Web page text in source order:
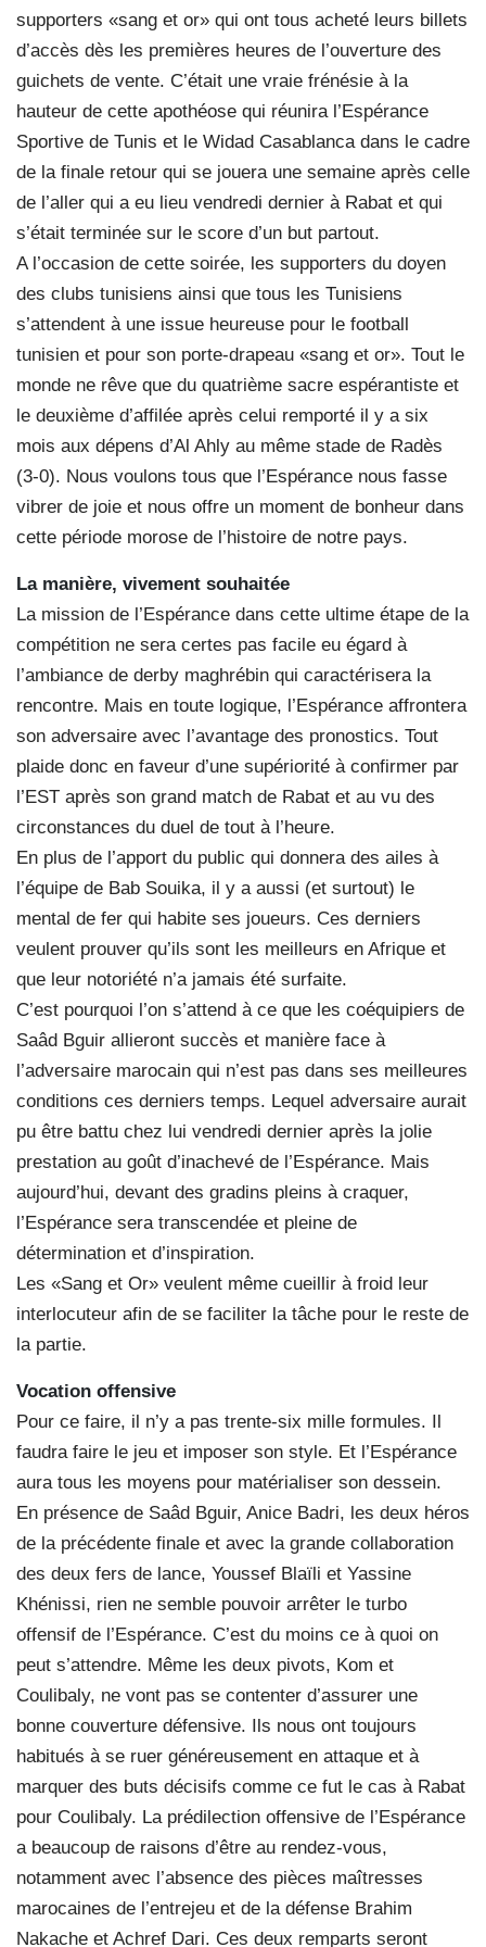
supporters «sang et or» qui ont tous acheté leurs billets
d’accès dès les premières heures de l’ouverture des
guichets de vente. C’était une vraie frénésie à la
hauteur de cette apothéose qui réunira l’Espérance
Sportive de Tunis et le Widad Casablanca dans le cadre
de la finale retour qui se jouera une semaine après celle
de l’aller qui a eu lieu vendredi dernier à Rabat et qui
s’était terminée sur le score d’un but partout.
A l’occasion de cette soirée, les supporters du doyen
des clubs tunisiens ainsi que tous les Tunisiens
s’attendent à une issue heureuse pour le football
tunisien et pour son porte-drapeau «sang et or». Tout le
monde ne rêve que du quatrième sacre espérantiste et
le deuxième d’affilée après celui remporté il y a six
mois aux dépens d’Al Ahly au même stade de Radès
(3-0). Nous voulons tous que l’Espérance nous fasse
vibrer de joie et nous offre un moment de bonheur dans
cette période morose de l’histoire de notre pays.
La manière, vivement souhaitée
La mission de l’Espérance dans cette ultime étape de la
compétition ne sera certes pas facile eu égard à
l’ambiance de derby maghrébin qui caractérisera la
rencontre. Mais en toute logique, l’Espérance affrontera
son adversaire avec l’avantage des pronostics. Tout
plaide donc en faveur d’une supériorité à confirmer par
l’EST après son grand match de Rabat et au vu des
circonstances du duel de tout à l’heure.
En plus de l’apport du public qui donnera des ailes à
l’équipe de Bab Souika, il y a aussi (et surtout) le
mental de fer qui habite ses joueurs. Ces derniers
veulent prouver qu’ils sont les meilleurs en Afrique et
que leur notoriété n’a jamais été surfaite.
C’est pourquoi l’on s’attend à ce que les coéquipiers de
Saâd Bguir allieront succès et manière face à
l’adversaire marocain qui n’est pas dans ses meilleures
conditions ces derniers temps. Lequel adversaire aurait
pu être battu chez lui vendredi dernier après la jolie
prestation au goût d’inachevé de l’Espérance. Mais
aujourd’hui, devant des gradins pleins à craquer,
l’Espérance sera transcendée et pleine de
détermination et d’inspiration.
Les «Sang et Or» veulent même cueillir à froid leur
interlocuteur afin de se faciliter la tâche pour le reste de
la partie.
Vocation offensive
Pour ce faire, il n’y a pas trente-six mille formules. Il
faudra faire le jeu et imposer son style. Et l’Espérance
aura tous les moyens pour matérialiser son dessein.
En présence de Saâd Bguir, Anice Badri, les deux héros
de la précédente finale et avec la grande collaboration
des deux fers de lance, Youssef Blaïli et Yassine
Khénissi, rien ne semble pouvoir arrêter le turbo
offensif de l’Espérance. C’est du moins ce à quoi on
peut s’attendre. Même les deux pivots, Kom et
Coulibaly, ne vont pas se contenter d’assurer une
bonne couverture défensive. Ils nous ont toujours
habitués à se ruer généreusement en attaque et à
marquer des buts décisifs comme ce fut le cas à Rabat
pour Coulibaly. La prédilection offensive de l’Espérance
a beaucoup de raisons d’être au rendez-vous,
notamment avec l’absence des pièces maîtresses
marocaines de l’entrejeu et de la défense Brahim
Nakache et Achref Dari. Ces deux remparts seront